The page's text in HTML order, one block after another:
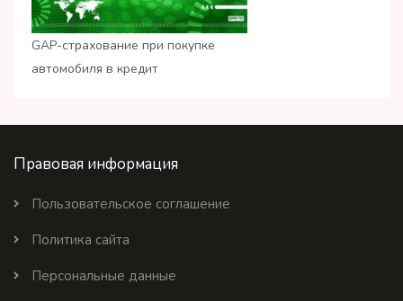
GAP-страхование при покупке
автомобиля в кредит
Правовая информация
Пользовательское соглашение
Политика сайта
Персональные данные